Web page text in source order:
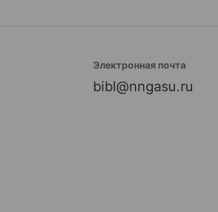
Электронная почта
bibl@nngasu.ru